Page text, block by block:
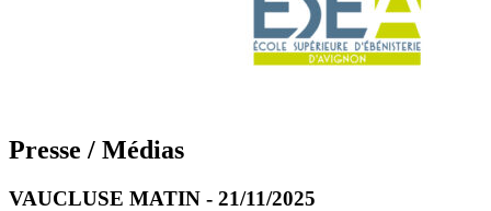
Presse / Médias
VAUCLUSE MATIN - 21/11/2025